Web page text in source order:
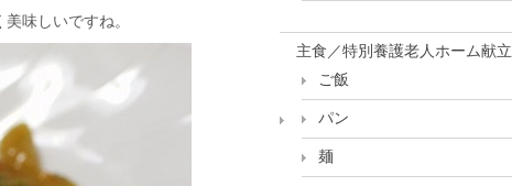
味しいですね。
主食／特別養護老人ホーム献立
ご飯
パン
麺